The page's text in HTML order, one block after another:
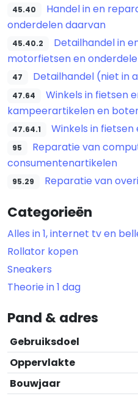
45.40
Handel in en
onderdelen daarvan
45.40.2
Detailhandel in
motorfietsen en
47 Detailhandel (niet in
47.64
Winkels in fietsen
kampeerartikelen en
47.64.1 Winkels in
95
Reparatie van
consumentenartikelen
95.29 Reparatie van
Categorieën
Alles in 1, internet tv en
Rollator kopen
Sneakers
Theorie in 1 dag
Pand & adres
Gebruiksdoel
Oppervlakte
Bouwjaar